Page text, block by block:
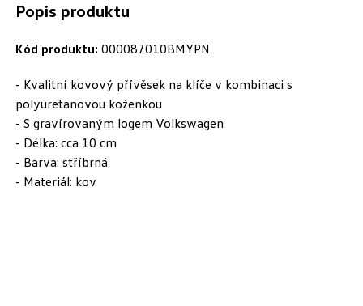
Popis produktu
Kód produktu: 000087010BMYPN
- Kvalitní kovový přívěsek na klíče v kombinaci s
polyuretanovou koženkou
- S gravírovaným logem Volkswagen
- Délka: cca 10 cm
- Barva: stříbrná
- Materiál: kov